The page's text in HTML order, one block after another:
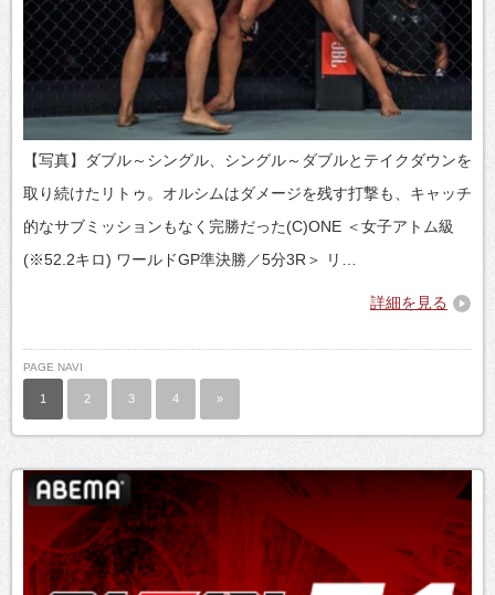
【写真】ダブル～シングル、シングル～ダブルとテイクダウンを
取り続けたリトゥ。オルシムはダメージを残す打撃も、キャッチ
的なサブミッションもなく完勝だった(C)ONE ＜女子アトム級
(※52.2キロ) ワールドGP準決勝／5分3R＞ リ…
詳細を見る
PAGE NAVI
1 2 3 4 »